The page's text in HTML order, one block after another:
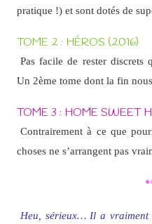
pratique !) et sont dotés de
TOME 2 : HÉROS (2016)
Pas facile de rester discrets
Un 2ème tome dont la fin
TOME 3 : HOME SWEET
Contrairement à ce que
choses ne s’arrangent pas
Heu, sérieux… Il a vraiment